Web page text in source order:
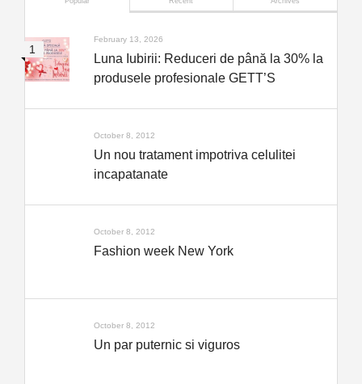
February 13, 2026
Luna Iubirii: Reduceri de până la 30% la
produsele profesionale GETT’S
October 8, 2012
Un nou tratament impotriva celulitei
incapatanate
October 8, 2012
Fashion week New York
October 8, 2012
Un par puternic si viguros